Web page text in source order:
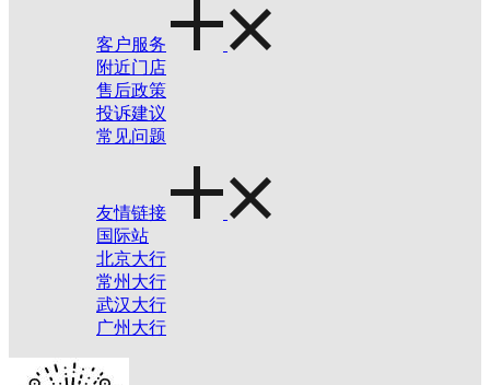
客户服务
附近门店
售后政策
投诉建议
常见问题
友情链接
国际站
北京大行
常州大行
武汉大行
广州大行